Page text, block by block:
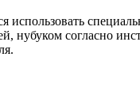
использовать
нубуком согласно